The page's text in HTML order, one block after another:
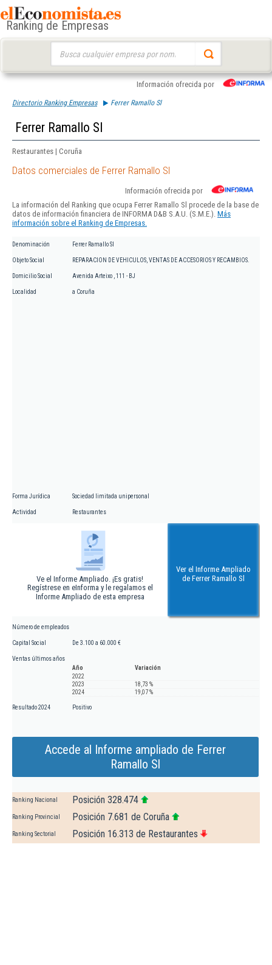
Ranking de Empresas
Información ofrecida por
Directorio Ranking Empresas Ferrer Ramallo Sl
Ferrer Ramallo Sl
Restaurantes | Coruña
Datos comerciales de Ferrer Ramallo Sl
Información ofrecida por
La información del Ranking que ocupa Ferrer Ramallo Sl procede de la base de
datos de información financiera de INFORMA D&B S.A.U. (S.M.E.). Más
información sobre el Ranking de Empresas.
Denominación Ferrer Ramallo Sl
Objeto Social REPARACION DE VEHICULOS, VENTAS DE ACCESORIOS Y RECAMBIOS.
Domicilio Social Avenida Arteixo , 111 - BJ
Localidad a Coruña
Forma Jurídica Sociedad limitada unipersonal
Actividad Restaurantes
Ve el Informe Ampliado. ¡Es gratis!
Regístrese en eInforma y le regalamos el
Informe Ampliado de esta empresa
Ver el Informe Ampliado
de Ferrer Ramallo Sl
Número de empleados
Capital Social De 3.100 a 60.000 €
Ventas últimos años
Año
Variación
2022
2023
18,73 %
2024
19,07 %
Resultado 2024 Positivo
Accede al Informe ampliado de Ferrer
Ramallo Sl
Ranking Nacional Posición 328.474
Ranking Provincial Posición 7.681 de Coruña
Ranking Sectorial Posición 16.313 de Restaurantes